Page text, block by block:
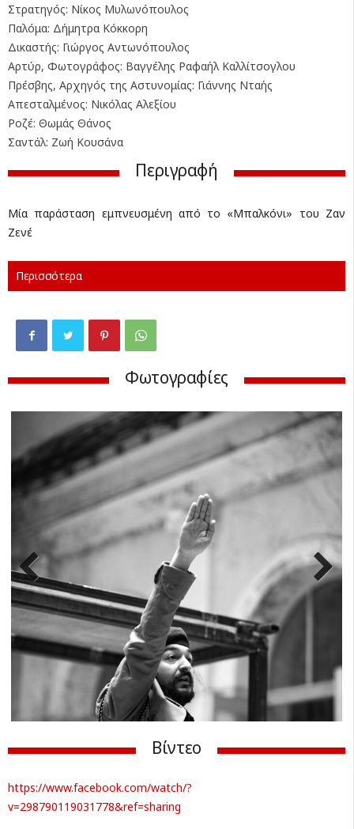
Στρατηγός: Νίκος Μυλωνόπουλος
Παλόμα: Δήμητρα Κόκκορη
Δικαστής: Γιώργος Αντωνόπουλος
Αρτύρ, Φωτογράφος: Βαγγέλης Ραφαήλ Καλλίτσογλου
Πρέσβης, Αρχηγός της Αστυνομίας: Γιάννης Νταής
Απεσταλμένος: Νικόλας Αλεξίου
Ροζέ: Θωμάς Θάνος
Σαντάλ: Ζωή Κουσάνα
Περιγραφή
Μία παράσταση εμπνευσμένη από το «Μπαλκόνι» του Ζαν
Ζενέ
Περισσότερα
Φωτογραφίες
Previ
ous
Next
Βίντεο
https://www.facebook.com/watch/?
v=298790119031778&ref=sharing